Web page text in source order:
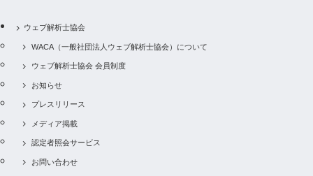
ウェブ解析士協会
WACA（一般社団法人ウェブ解析士協会）について
ウェブ解析士協会 会員制度
お知らせ
プレスリリース
メディア掲載
認定者照会サービス
お問い合わせ